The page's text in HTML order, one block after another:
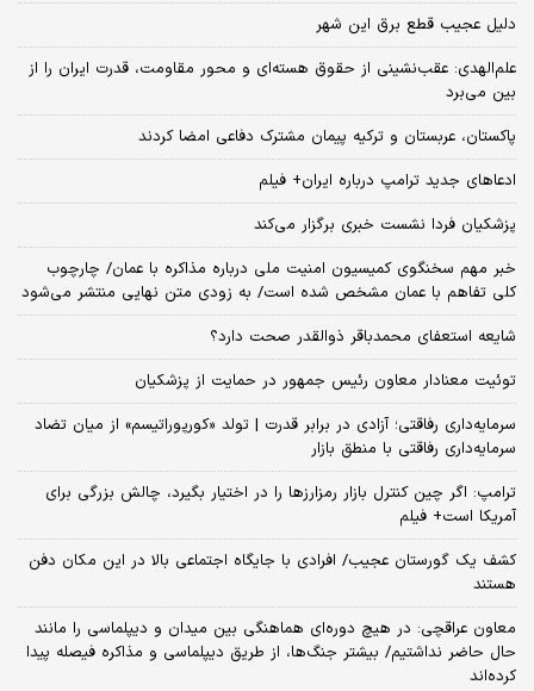
دلیل عجیب قطع برق این شهر
علم‌الهدی: عقب‌نشینی از حقوق هسته‌ای و محور مقاومت، قدرت ایران را از
بین می‌برد
پاکستان، عربستان و ترکیه پیمان مشترک دفاعی امضا کردند
ادعاهای جدید ترامپ درباره ایران+ فیلم
پزشکیان فردا نشست خبری برگزار می‌کند
خبر مهم سخنگوی کمیسیون امنیت ملی درباره مذاکره با عمان/ چارچوب
کلی تفاهم با عمان مشخص شده است/ به زودی متن نهایی منتشر می‌شود
شایعه استعفای محمدباقر ذوالقدر صحت دارد؟
توئیت معنادار معاون رئیس جمهور در حمایت از پزشکیان
سرمایه‌داری رفاقتی؛ آزادی در برابر قدرت | تولد «کورپوراتیسم» از میان تضاد
سرمایه‌داری رفاقتی با منطق بازار
ترامپ: اگر چین کنترل بازار رمزارزها را در اختیار بگیرد، چالش بزرگی برای
آمریکا است+ فیلم
کشف یک گورستان عجیب/ افرادی با جایگاه اجتماعی بالا در این مکان دفن
هستند
معاون عراقچی: در هیچ دوره‌ای هماهنگی بین میدان و دیپلماسی را مانند
حال حاضر نداشتیم/ بیشتر جنگ‌ها، از طریق دیپلماسی و مذاکره فیصله پیدا
کرده‌اند